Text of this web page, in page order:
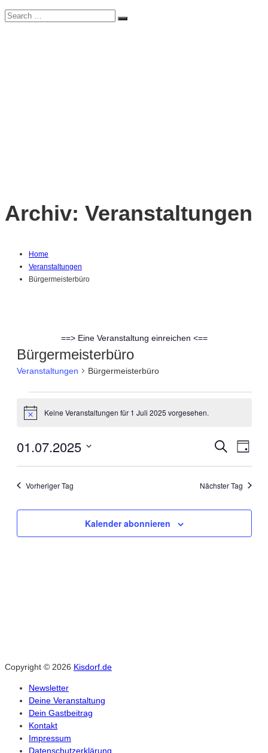
Search
Search
Archiv: Veranstaltungen
Home
Veranstaltungen
Bürgermeisterbüro
==> Eine Veranstaltung einreichen <==
Bürgermeisterbüro
Veranstaltungen Bürgermeisterbüro
Veranstaltungen
1
Juli
2025
HinweisKeine Veranstaltungen für 1 Juli 2025 vorgesehen.
Suche
und
Suche
Tag
01.07.2025
Vorheriger Tag Nächster Tag
Kalender abonnieren
Copyright © 2026 Kisdorf.de
Newsletter
Deine Veranstaltung
Dein Gastbeitrag
Kontakt
Impressum
Datenschutzerklärung